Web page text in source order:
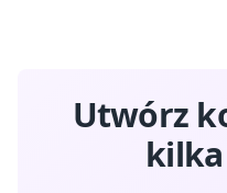
Utwórz